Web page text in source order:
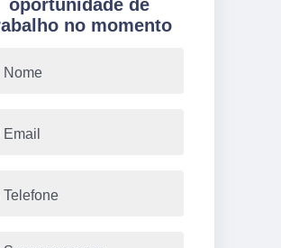
oportunidade de
no momento